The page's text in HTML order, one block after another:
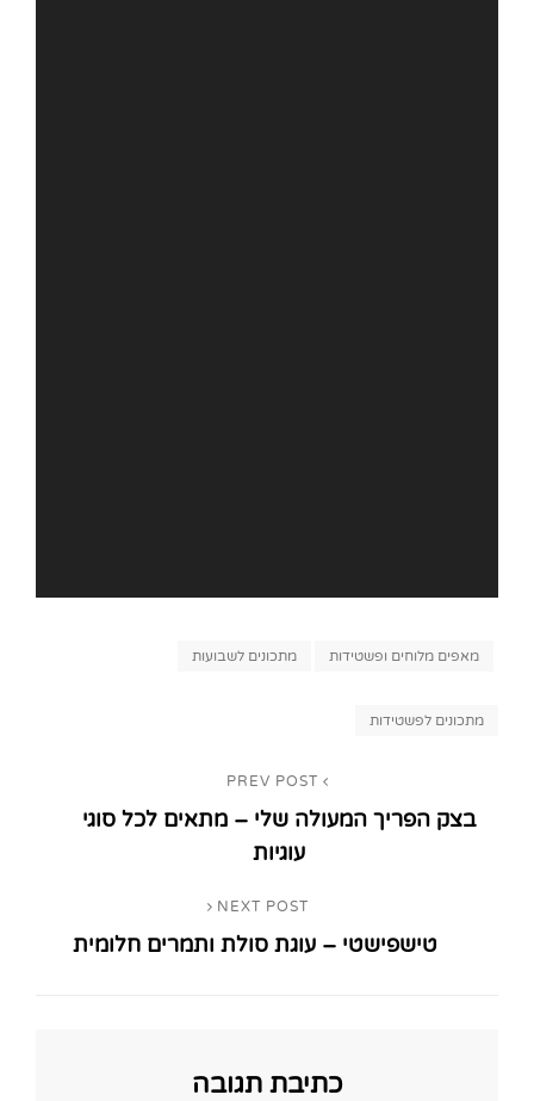
Categories
מאפים מלוחים ופשטידות מתכונים לשבועות
Tags,
מתכונים לפשטידות
Post
PREV POST
בצק הפריך המעולה שלי – מתאים לכל סוגי
עוגיות
Post
NEXT POST
טישפישטי – עוגת סולת ותמרים חלומית
כתיבת תגובה